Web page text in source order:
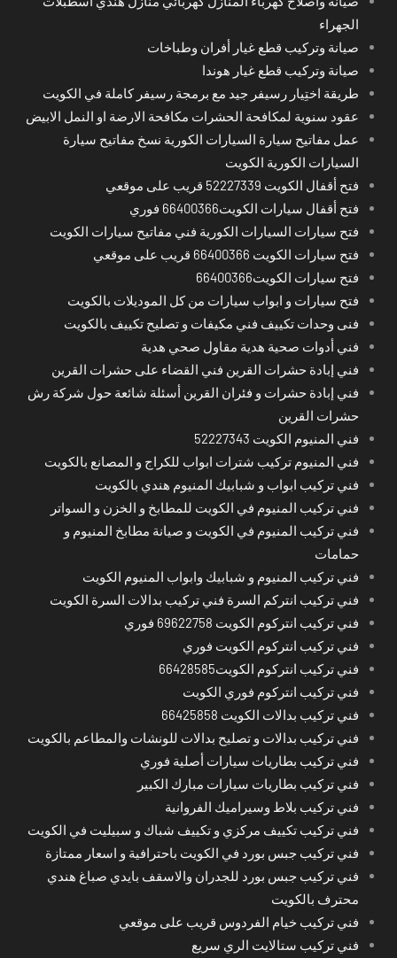
الجهراء
صيانة وتركيب قطع غيار أفران وطباخات
صيانة وتركيب قطع غيار هوندا
طريقة اختِيار رسيفر جيد مع برمجة رسيفر كاملة في الكويت
عقود سنوية لمكافحة الحشرات مكافحة الارضة او النمل الابيض
عمل مفاتيح سيارة السيارات الكورية نسخ مفاتيح سيارة
السيارات الكورية الكويت
فتح أقفال الكويت 52227339 قريب على موقعي
فتح أقفال سيارات الكويت66400366 فوري
فتح سيارات السيارات الكورية فني مفاتيح سيارات الكويت
فتح سيارات الكويت 66400366 قريب على موقعي
فتح سيارات الكويت66400366
فتح سيارات و ابواب سيارات من كل الموديلات بالكويت
فنى وحدات تكييف فني مكيفات و تصليح تكييف بالكويت
فني أدوات صحية هدية مقاول صحي هدية
فني إبادة حشرات القرين فني القضاء على حشرات القرين
فني إبادة حشرات و فئران القرين أسئلة شائعة حول شركة رش
حشرات القرين
فني المنيوم الكويت 52227343
فني المنيوم تركيب شترات ابواب للكراج و المصانع بالكويت
فني تركيب ابواب و شبابيك المنيوم هندي بالكويت
فني تركيب المنيوم في الكويت للمطابخ و الخزن و السواتر
فني تركيب المنيوم في الكويت و صيانة مطابخ المنيوم و
حمامات
فني تركيب المنيوم و شبابيك وابواب المنيوم الكويت
فني تركيب انتركم السرة فني تركيب بدالات السرة الكويت
فني تركيب انتركوم الكويت 69622758 فوري
فني تركيب انتركوم الكويت فوري
فني تركيب انتركوم الكويت66428585
فني تركيب انتركوم فوري الكويت
فني تركيب بدالات الكويت 66425858
فني تركيب بدالات و تصليح بدالات للونشات والمطاعم بالكويت
فني تركيب بطاريات سيارات أصلية فوري
فني تركيب بطاريات سيارات مبارك الكبير
فني تركيب بلاط وسيراميك الفروانية
فني تركيب تكييف مركزي و تكييف شباك و سبيليت في الكويت
فني تركيب جبس بورد في الكويت باحترافية و اسعار ممتازة
فني تركيب جبس بورد للجدران والاسقف بايدي صباغ هندي
محترف بالكويت
فني تركيب خيام الفردوس قريب على موقعي
فني تركيب ستالايت الري سريع